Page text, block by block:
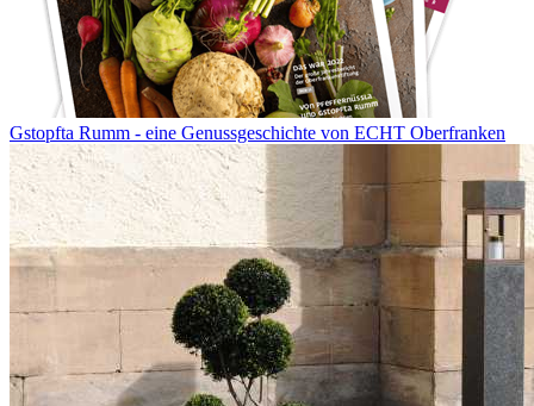
Gstopfta Rumm - eine Genussgeschichte von ECHT Oberfranken